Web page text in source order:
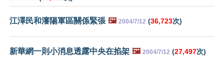
江澤民和瀋陽軍區關係緊張 🖼️ 2004/7/12 (36,723次)
新華網一則小消息透露中央在掐架 🖼️ 2004/7/12 (27,497次)